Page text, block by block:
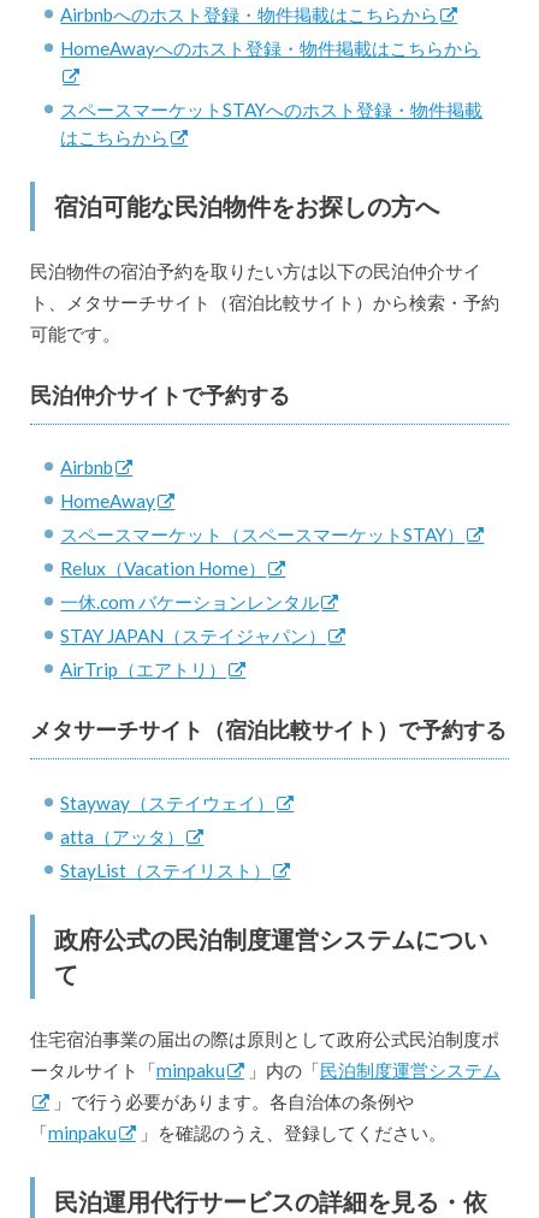
Airbnbへのホスト登録・物件掲載はこちらから
HomeAwayへのホスト登録・物件掲載はこちらから
スペースマーケットSTAYへのホスト登録・物件掲載
はこちらから
宿泊可能な民泊物件をお探しの方へ
民泊物件の宿泊予約を取りたい方は以下の民泊仲介サイ
ト、メタサーチサイト（宿泊比較サイト）から検索・予約
可能です。
民泊仲介サイトで予約する
Airbnb
HomeAway
スペースマーケット（スペースマーケットSTAY）
Relux（Vacation Home）
一休.com バケーションレンタル
STAY JAPAN（ステイジャパン）
AirTrip（エアトリ）
メタサーチサイト（宿泊比較サイト）で予約する
Stayway（ステイウェイ）
atta（アッタ）
StayList（ステイリスト）
政府公式の民泊制度運営システムについ
て
住宅宿泊事業の届出の際は原則として政府公式民泊制度ポ
ータルサイト「minpaku 」内の「民泊制度運営システム
」で行う必要があります。各自治体の条例や
「minpaku 」を確認のうえ、登録してください。
民泊運用代行サービスの詳細を見る・依